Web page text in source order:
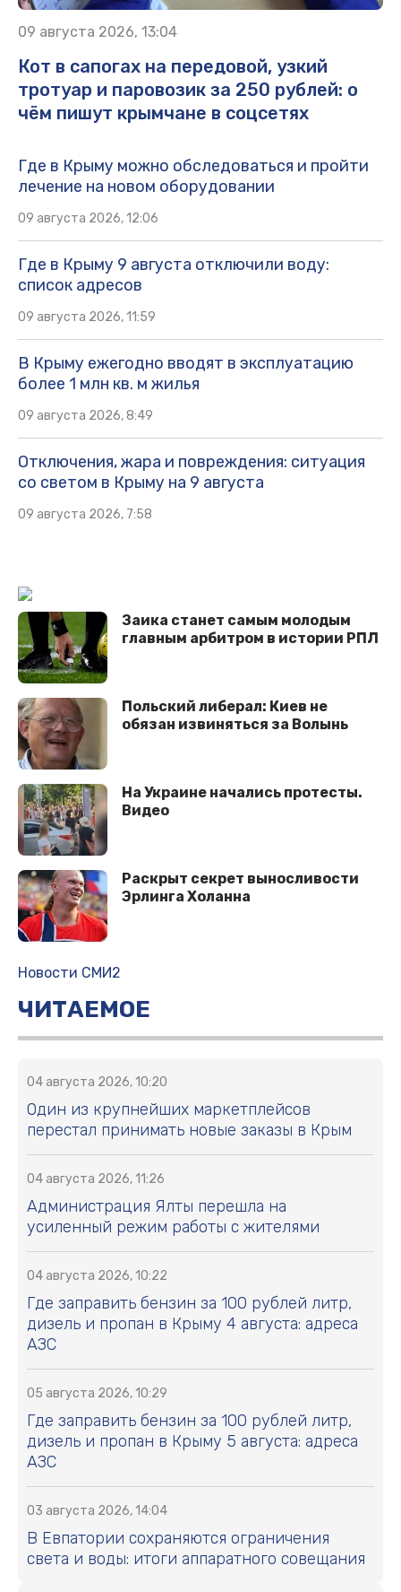
09 августа 2026, 13:04
Кот в сапогах на передовой, узкий
тротуар и паровозик за 250 рублей: о
чём пишут крымчане в соцсетях
Где в Крыму можно обследоваться и пройти
лечение на новом оборудовании
09 августа 2026, 12:06
Где в Крыму 9 августа отключили воду:
список адресов
09 августа 2026, 11:59
В Крыму ежегодно вводят в эксплуатацию
более 1 млн кв. м жилья
09 августа 2026, 8:49
Отключения, жара и повреждения: ситуация
со светом в Крыму на 9 августа
09 августа 2026, 7:58
Заика станет самым молодым
главным арбитром в истории РПЛ
Польский либерал: Киев не
обязан извиняться за Волынь
На Украине начались протесты.
Видео
Раскрыт секрет выносливости
Эрлинга Холанна
Новости СМИ2
ЧИТАЕМОЕ
04 августа 2026, 10:20
Один из крупнейших маркетплейсов
перестал принимать новые заказы в Крым
04 августа 2026, 11:26
Администрация Ялты перешла на
усиленный режим работы с жителями
04 августа 2026, 10:22
Где заправить бензин за 100 рублей литр,
дизель и пропан в Крыму 4 августа: адреса
АЗС
05 августа 2026, 10:29
Где заправить бензин за 100 рублей литр,
дизель и пропан в Крыму 5 августа: адреса
АЗС
03 августа 2026, 14:04
В Евпатории сохраняются ограничения
света и воды: итоги аппаратного совещания